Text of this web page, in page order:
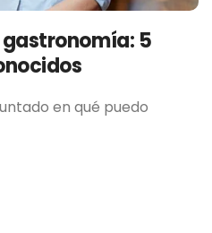
5
en qué puedo